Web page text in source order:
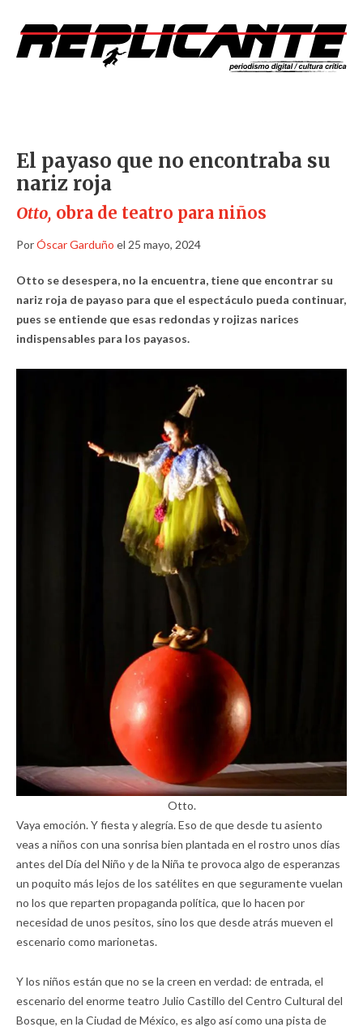
El payaso que no encontraba su
nariz roja
Otto, obra de teatro para niños
PorÓscar Garduño el 25 mayo, 2024
Otto se desespera, no la encuentra, tiene que encontrar su
nariz roja de payaso para que el espectáculo pueda continuar,
pues se entiende que esas redondas y rojizas narices
indispensables para los payasos.
Otto.
Vaya emoción. Y fiesta y alegría. Eso de que desde tu asiento
veas a niños con una sonrisa bien plantada en el rostro unos días
antes del Día del Niño y de la Niña te provoca algo de esperanzas
un poquito más lejos de los satélites en que seguramente vuelan
no los que reparten propaganda política, que lo hacen por
necesidad de unos pesitos, sino los que desde atrás mueven el
escenario como marionetas.
Y los niños están que no se la creen en verdad: de entrada, el
escenario del enorme teatro Julio Castillo del Centro Cultural del
Bosque, en la Ciudad de México, es algo así como una pista de